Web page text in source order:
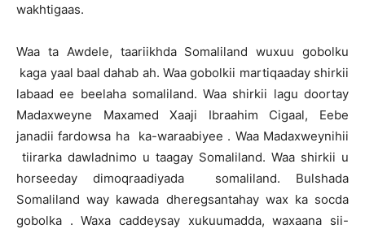
wakhtigaas.
Waa ta Awdele, taariikhda Somaliland wuxuu gobolku
kaga yaal baal dahab ah. Waa gobolkii martiqaaday shirkii
labaad ee beelaha somaliland. Waa shirkii lagu doortay
Madaxweyne Maxamed Xaaji Ibraahim Cigaal, Eebe
janadii fardowsa ha ka-waraabiyee . Waa Madaxweynihii
tiirarka dawladnimo u taagay Somaliland. Waa shirkii u
horseeday dimoqraadiyada somaliland. Bulshada
Somaliland way kawada dheregsantahay wax ka socda
gobolka . Waxa caddeysay xukuumadda, waxaana sii-